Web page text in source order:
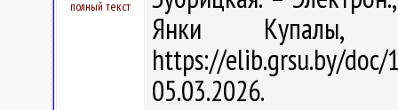
полный текст
Янки
https://elib.grsu.by/
05.03.2026.